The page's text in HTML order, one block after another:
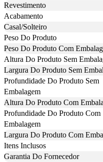
Revestimento
Acabamento
Casal/Solteiro
Peso Do Produto
Peso Do Produto Com
Altura Do Produto Sem
Largura Do Produto Sem
Profundidade Do Produto Sem
Embalagem
Altura Do Produto Com
Profundidade Do Produto Com
Embalagem
Largura Do Produto Com
Itens Inclusos
Garantia Do Fornecedor